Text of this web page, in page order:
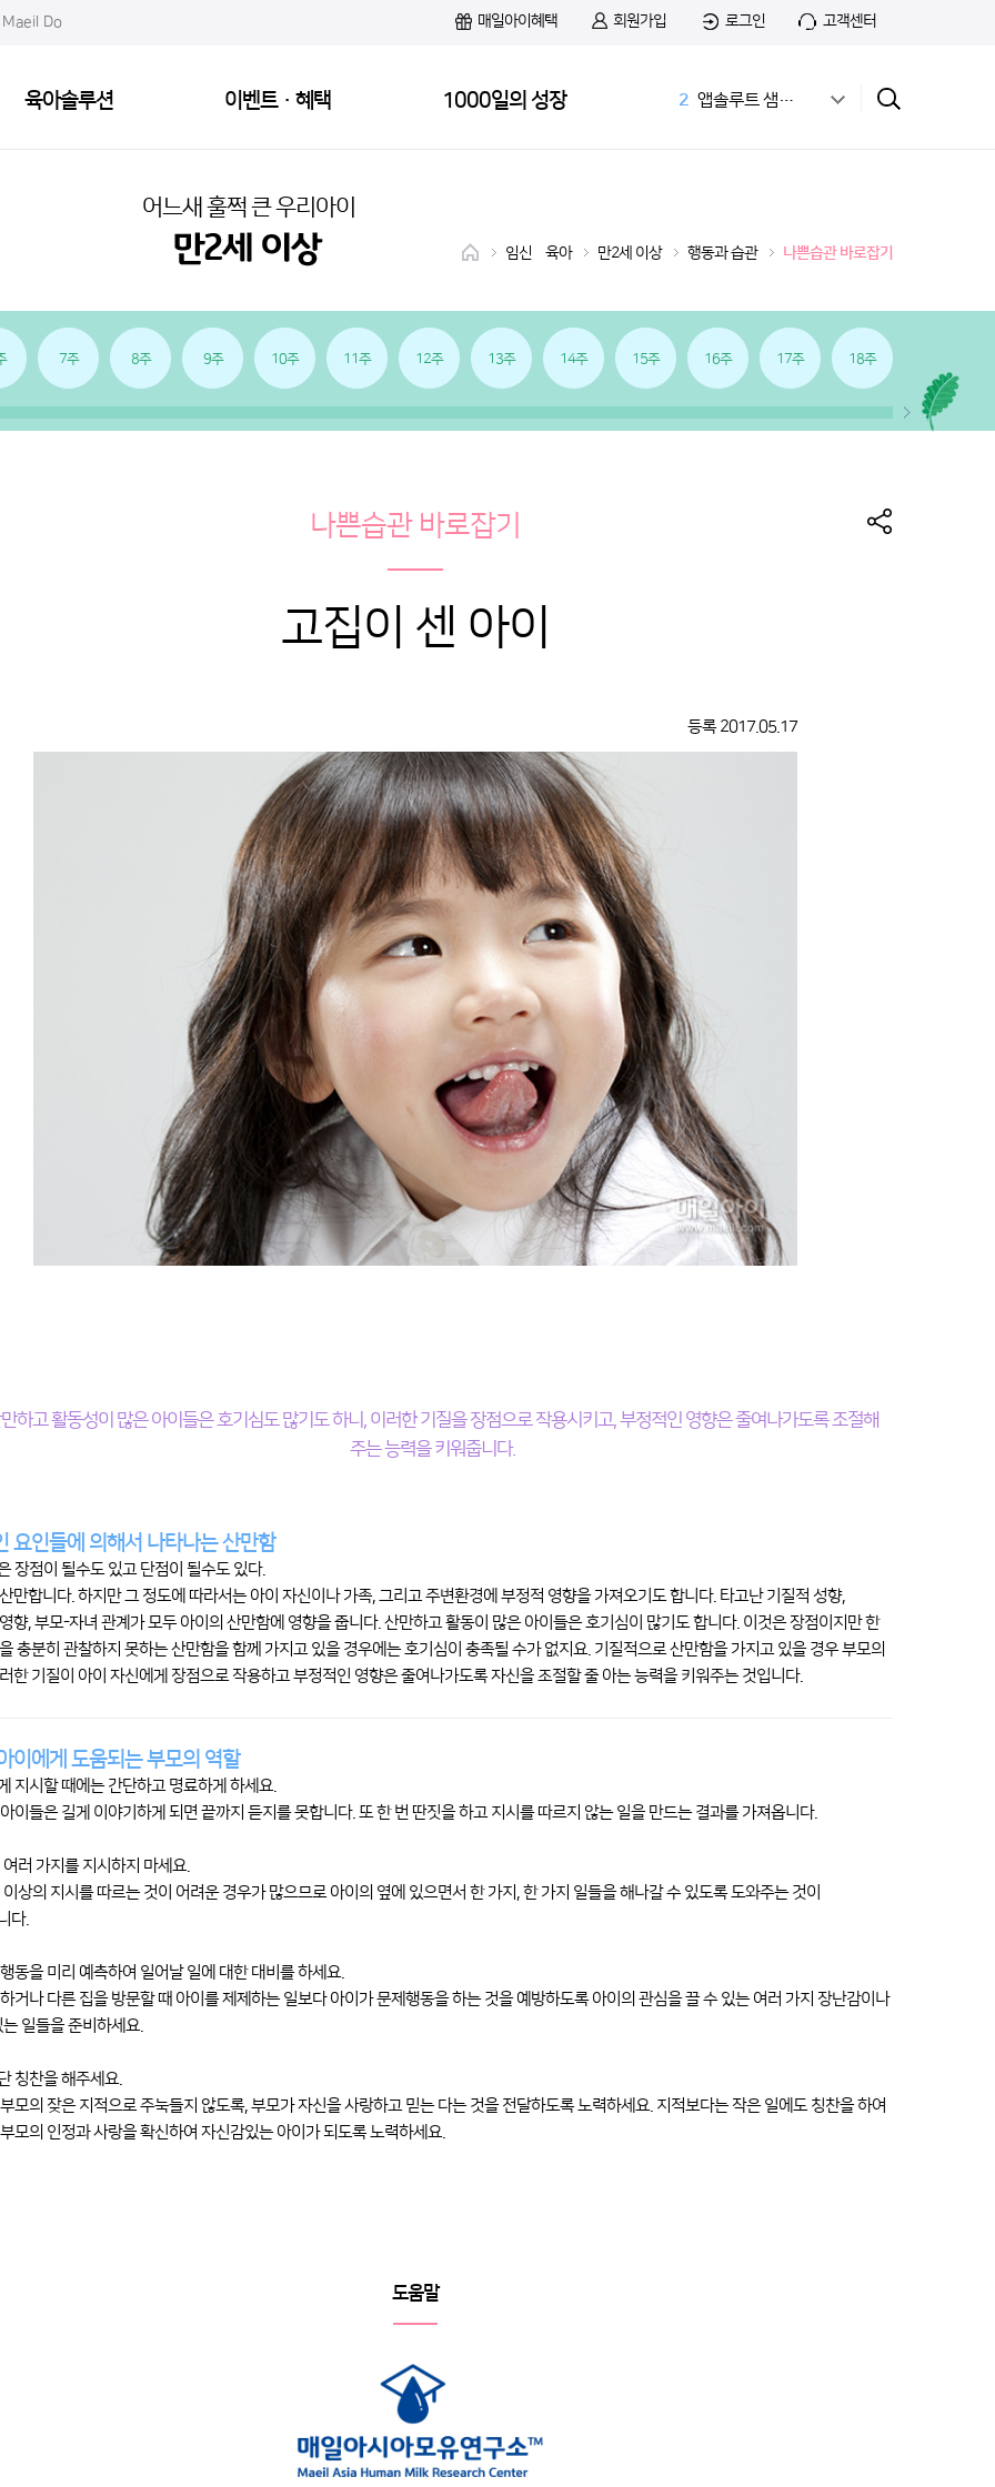
Maeil Do 매일아이혜택 회원가입 로그인 고객센터
육아솔루션 이벤트·혜택 1000일의 성장
2
앱솔루트 샘플신청
치즈
10
36개월 아기 발달
어느새 훌쩍 큰 우리아이
임신•육아 만2세 이상 행동과 습관 나쁜습관 바로잡기
7주 8주 9주 10주 11주 12주 13주 14주 15주 16주 17주 18주
나쁜습관 바로잡기
고집이 센 아이
등록2017.05.17
하고 활동성이 많은 아이들은 호기심도 많기도 하니, 이러한 기질을 장점으로 작용시키고, 부정적인 영향은 줄여나가도록 조절해
주는 능력을 키워줍니다.
요인들에 의해서 나타나는 산만함
장점이 될수도 있고 단점이 될수도 있다.
만합니다. 하지만 그 정도에 따라서는 아이 자신이나 가족, 그리고 주변환경에 부정적 영향을 가져오기도 합니다. 타고난 기질적 성향,
향, 부모-자녀 관계가 모두 아이의 산만함에 영향을 줍니다. 산만하고 활동이 많은 아이들은 호기심이 많기도 합니다. 이것은 장점이지만 한
충분히 관찰하지 못하는 산만함을 함께 가지고 있을 경우에는 호기심이 충족될 수가 없지요. 기질적으로 산만함을 가지고 있을 경우 부모의
한 기질이 아이 자신에게 장점으로 작용하고 부정적인 영향은 줄여나가도록 자신을 조절할 줄 아는 능력을 키워주는 것입니다.
이에게 도움되는 부모의 역할
지시할 때에는 간단하고 명료하게 하세요.
이들은 길게 이야기하게 되면 끝까지 듣지를 못합니다. 또 한 번 딴짓을 하고 지시를 따르지 않는 일을 만드는 결과를 가져옵니다.
러 가지를 지시하지 마세요.
상의 지시를 따르는 것이 어려운 경우가 많으므로 아이의 옆에 있으면서 한 가지, 한 가지 일들을 해나갈 수 있도록 도와주는 것이
다.
동을 미리 예측하여 일어날 일에 대한 대비를 하세요.
거나 다른 집을 방문할 때 아이를 제제하는 일보다 아이가 문제행동을 하는 것을 예방하도록 아이의 관심을 끌 수 있는 여러 가지 장난감이나
일들을 준비하세요.
칭찬을 해주세요.
모의 잦은 지적으로 주눅들지 않도록, 부모가 자신을 사랑하고 믿는 다는 것을 전달하도록 노력하세요. 지적보다는 작은 일에도 칭찬을 하여
모의 인정과 사랑을 확신하여 자신감있는 아이가 되도록 노력하세요.
도움말